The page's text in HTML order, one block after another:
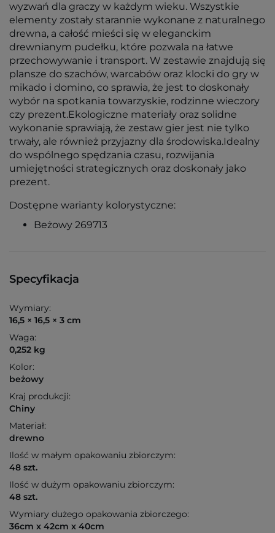
wyzwań dla graczy w każdym wieku. Wszystkie
elementy zostały starannie wykonane z naturalnego
drewna, a całość mieści się w eleganckim
drewnianym pudełku, które pozwala na łatwe
przechowywanie i transport. W zestawie znajdują się
plansze do szachów, warcabów oraz klocki do gry w
mikado i domino, co sprawia, że jest to doskonały
wybór na spotkania towarzyskie, rodzinne wieczory
czy prezent.Ekologiczne materiały oraz solidne
wykonanie sprawiają, że zestaw gier jest nie tylko
trwały, ale również przyjazny dla środowiska.Idealny
do wspólnego spędzania czasu, rozwijania
umiejętności strategicznych oraz doskonały jako
prezent.
Dostępne warianty kolorystyczne:
Beżowy 269713
Specyfikacja
Wymiary:
16,5 × 16,5 × 3 cm
Waga:
0,252 kg
Kolor:
beżowy
Kraj produkcji:
Chiny
Materiał:
drewno
Ilość w małym opakowaniu zbiorczym:
48 szt.
Ilość w dużym opakowaniu zbiorczym:
48 szt.
Wymiary dużego opakowania zbiorczego:
36cm x 42cm x 40cm